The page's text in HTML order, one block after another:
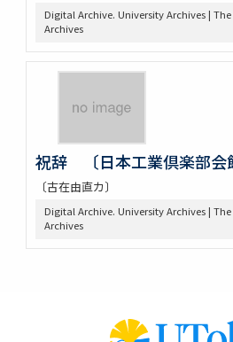
Digital Archive. University Archives |
Archives
祝辞 〔日本工業倶楽部会
〔古在由直カ〕
Digital Archive. University Archives |
Archives